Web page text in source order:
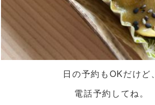
日の予約もOKだけど、
電話予約してね。